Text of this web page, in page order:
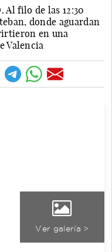
Al filo de las 12:30
donde aguardan
en una
Valencia
Ver galería >